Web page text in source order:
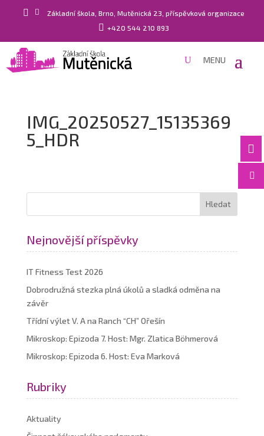
  Základní škola, Brno, Mutěnická 23, příspěvková organizace
 +420 544 210 893


IMG_20250527_15135369
5_HDR
Nejnovější příspěvky
IT Fitness Test 2026
Dobrodružná stezka plná úkolů a sladká odměna na
závěr
Třídní výlet V. A na Ranch “CH” Ořešín
Mikroskop: Epizoda 7. Host: Mgr. Zlatica Böhmerová
Mikroskop: Epizoda 6. Host: Eva Marková
Rubriky
Aktuality